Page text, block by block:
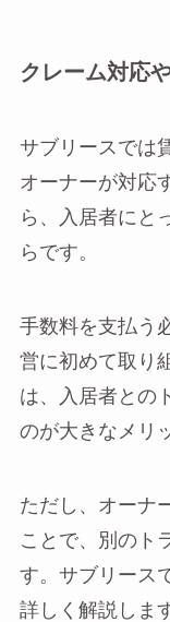
クレーム対応
サブリースでは
オーナーが対応
ら、入居者にと
らです。
手数料を支払う
営に初めて取り
は、入居者との
のが大きなメリ
ただし、オーナ
ことで、別のト
す。サブリース
詳しく解説しま